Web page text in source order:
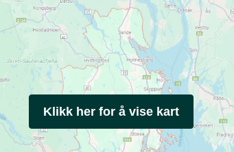
Klikk her for å vise kart